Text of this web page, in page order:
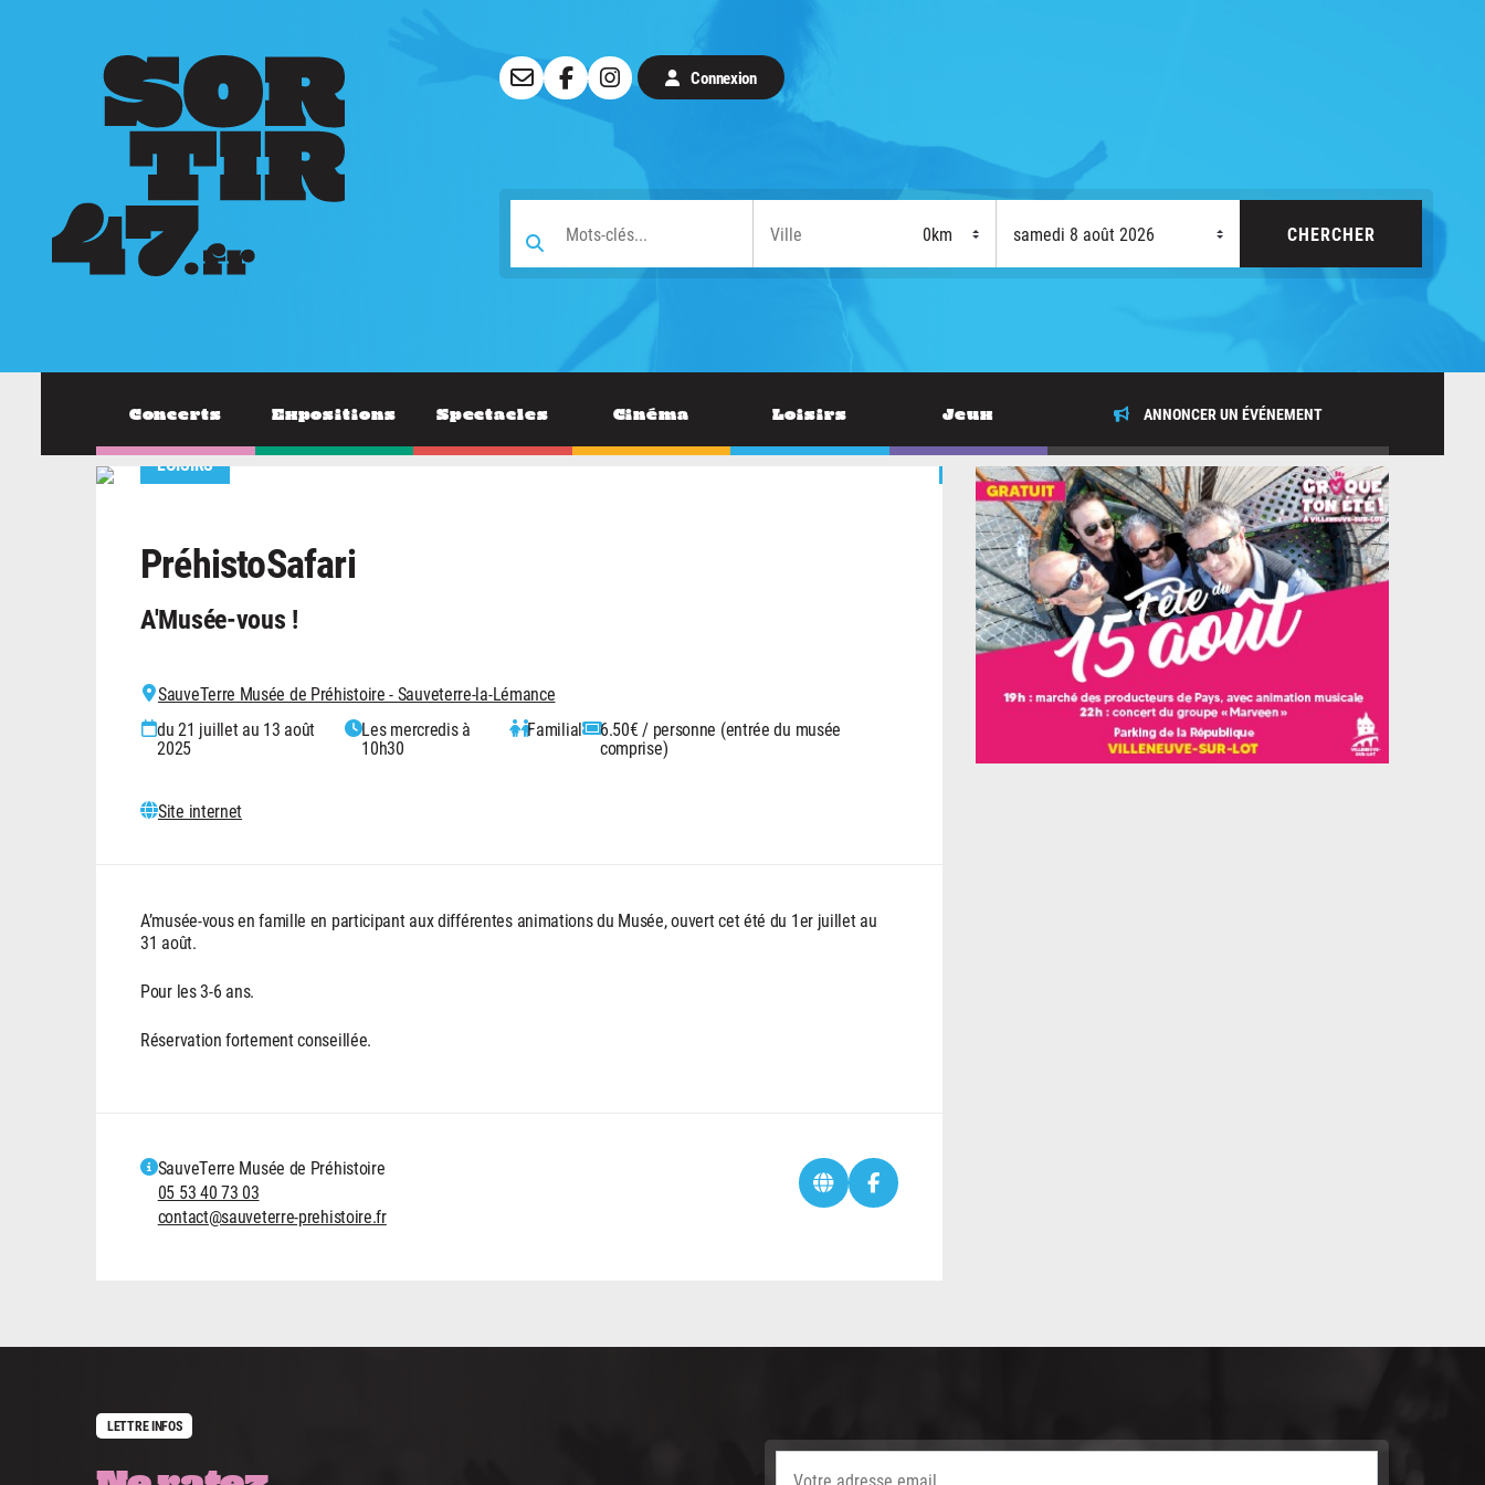
Connexion
Concerts Expositions Spectacles Cinéma Loisirs Jeux ANNONCER UN ÉVÉNEMENT
LOISIRS
PréhistoSafari
A'Musée-vous !
SauveTerre Musée de Préhistoire - Sauveterre-la-Lémance
du 21 juillet au 13 août
2025
Les mercredis à
10h30
Familial
6.50€ / personne (entrée du musée
comprise)
Site internet
A’musée-vous en famille en participant aux différentes animations du Musée, ouvert cet été du 1er juillet au
31 août.
Pour les 3-6 ans.
Réservation fortement conseillée.
SauveTerre Musée de Préhistoire
05 53 40 73 03
contact@sauveterre-prehistoire.fr
LETTRE INFOS